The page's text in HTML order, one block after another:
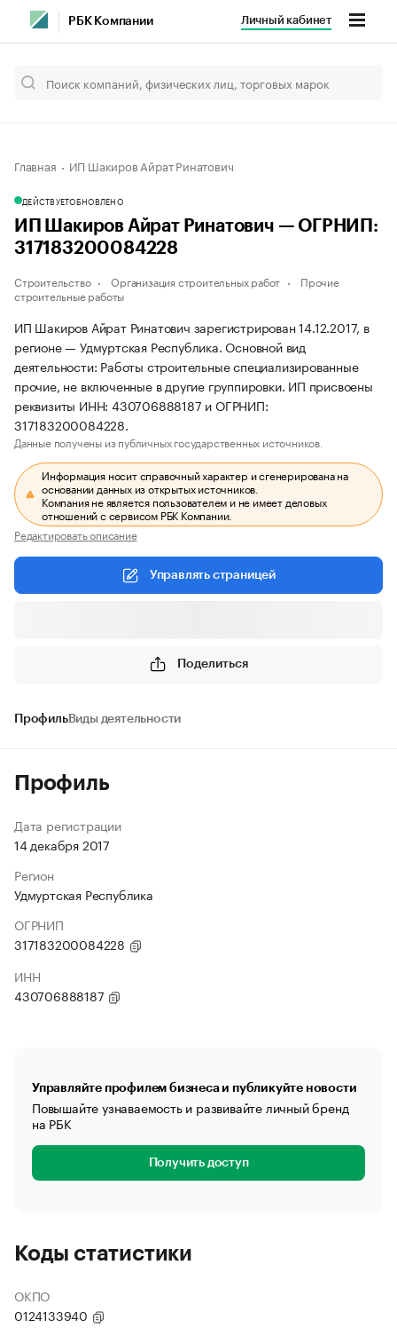
РБК Компании Личный кабинет
Главная ИП Шакиров Айрат Ринатович
ДЕЙСТВУЕТОБНОВЛЕНО
ИП Шакиров Айрат Ринатович — ОГРНИП:
317183200084228
Строительство Организация строительных работ
Прочие
строительные работы
ИП Шакиров Айрат Ринатович зарегистрирован 14.12.2017, в
регионе — Удмуртская Республика. Основной вид
деятельности: Работы строительные специализированные
прочие, не включенные в другие группировки. ИП присвоены
реквизиты ИНН: 430706888187 и ОГРНИП:
317183200084228.
Данные получены из публичных государственных источников.
Информация носит справочный характер и сгенерирована на
основании данных из открытых источников.
Компания не является пользователем и не имеет деловых
отношений с сервисом РБК Компании.
Редактировать описание
Управлять страницей
Поделиться
ПрофильВиды деятельности
Профиль
Дата регистрации
14 декабря 2017
Регион
Удмуртская Республика
ОГРНИП
317183200084228
ИНН
430706888187
Управляйте профилем бизнеса и публикуйте новости
Повышайте узнаваемость и развивайте личный бренд
на РБК
Получить доступ
Коды статистики
ОКПО
0124133940